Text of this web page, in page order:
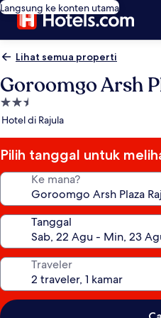
Langsung ke konten utama
Lihat semua properti
Goroomgo Arsh
Properti
bintang
Hotel di Rajula
Pilih tanggal untuk
Ke mana?
Tanggal
Traveler